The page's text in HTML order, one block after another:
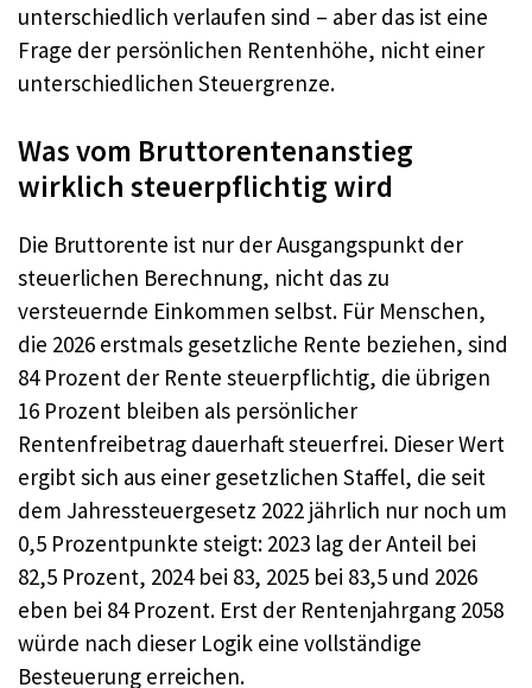
unterschiedlich verlaufen sind – aber das ist eine
Frage der persönlichen Rentenhöhe, nicht einer
unterschiedlichen Steuergrenze.
Was vom Bruttorentenanstieg
wirklich steuerpflichtig wird
Die Bruttorente ist nur der Ausgangspunkt der
steuerlichen Berechnung, nicht das zu
versteuernde Einkommen selbst. Für Menschen,
die 2026 erstmals gesetzliche Rente beziehen, sind
84 Prozent der Rente steuerpflichtig, die übrigen
16 Prozent bleiben als persönlicher
Rentenfreibetrag dauerhaft steuerfrei. Dieser Wert
ergibt sich aus einer gesetzlichen Staffel, die seit
dem Jahressteuergesetz 2022 jährlich nur noch um
0,5 Prozentpunkte steigt: 2023 lag der Anteil bei
82,5 Prozent, 2024 bei 83, 2025 bei 83,5 und 2026
eben bei 84 Prozent. Erst der Rentenjahrgang 2058
würde nach dieser Logik eine vollständige
Besteuerung erreichen.